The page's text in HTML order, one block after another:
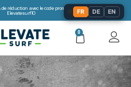
réduction avec le code promo:
Elevatesurf10
0
FR DE EN